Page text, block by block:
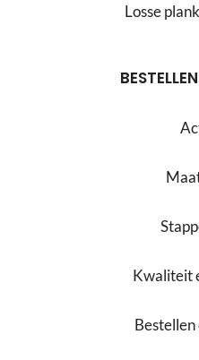
Losse
Kwaliteit